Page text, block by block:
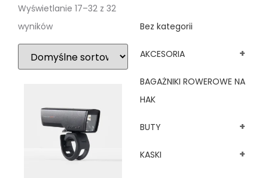
Bez kategorii
AKCESORIA +
BAGAŻNIKI ROWEROWE NA
HAK
BUTY +
KASKI +
Wyświetlanie 17–32 z 32
wyników